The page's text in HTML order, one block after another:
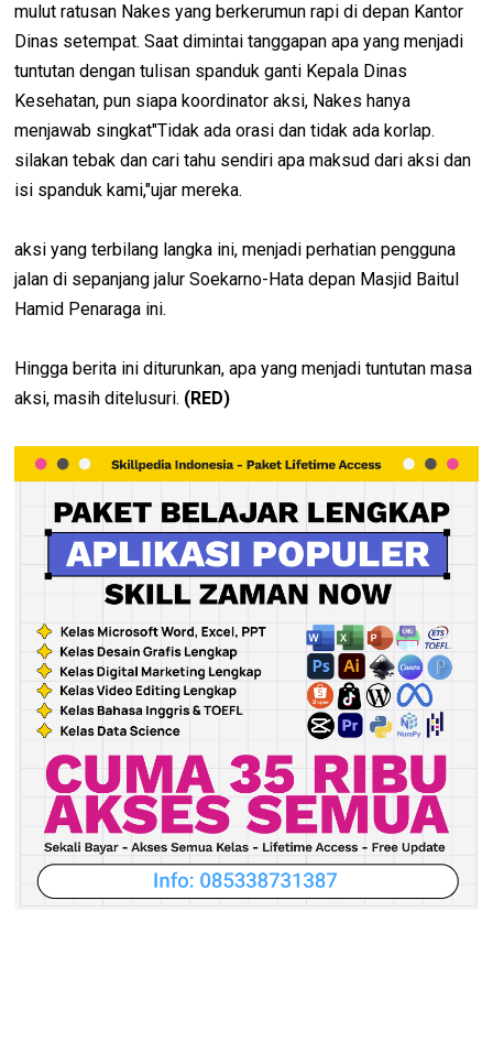
mulut ratusan Nakes yang berkerumun rapi di depan Kantor
Dinas setempat. Saat dimintai tanggapan apa yang menjadi
tuntutan dengan tulisan spanduk ganti Kepala Dinas
Kesehatan, pun siapa koordinator aksi, Nakes hanya
menjawab singkat"Tidak ada orasi dan tidak ada korlap.
silakan tebak dan cari tahu sendiri apa maksud dari aksi dan
isi spanduk kami,"ujar mereka.
aksi yang terbilang langka ini, menjadi perhatian pengguna
jalan di sepanjang jalur Soekarno-Hata depan Masjid Baitul
Hamid Penaraga ini.
Hingga berita ini diturunkan, apa yang menjadi tuntutan masa
aksi, masih ditelusuri. (RED)